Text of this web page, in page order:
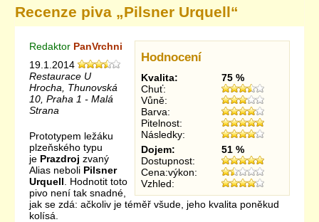
Recenze piva „Pilsner Urquell“
Hodnocení
Kvalita:
75 %
Chuť:
Vůně:
Barva:
Pitelnost:
Následky:
Dojem:
51 %
Dostupnost:
Cena:výkon:
Vzhled:
Redaktor PanVrchni
19.1.2014
Restaurace U
Hrocha, Thunovská
10, Praha 1 - Malá
Strana
Prototypem ležáku
plzeňského typu
je Prazdroj zvaný
Alias neboli Pilsner
Urquell . Hodnotit toto
pivo není tak snadné,
jak se zdá: ačkoliv je téměř všude, jeho kvalita poněkud
kolísá.